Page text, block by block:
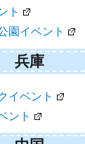
ト
園イベント
兵庫
イベント
ント